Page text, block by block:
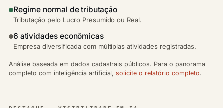
Regime normal de tributação
Tributação pelo Lucro Presumido ou Real.
6 atividades econômicas
Empresa diversificada com múltiplas atividades registradas.
Análise baseada em dados cadastrais públicos. Para o panorama
completo com inteligência artificial, solicite o relatório completo.